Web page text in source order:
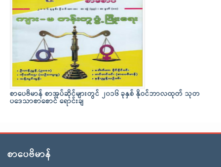
စာပေဗိမာန် စာအုပ်ဆိုင်များတွင် ၂၀၁၆ ခုနှစ် နိုဝင်ဘာလထုတ် သုတ
ပဒေသာစာစောင် ရောင်းချ
စာပေဗိမာန်